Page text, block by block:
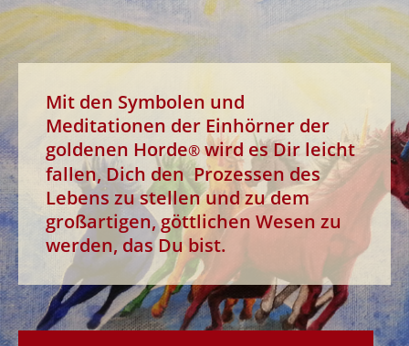
Mit den Symbolen und
Meditationen der Einhörner der
goldenen Horde® wird es Dir leicht
fallen, Dich den Prozessen des
Lebens zu stellenund zu dem
großartigen, göttlichen Wesen zu
werden, das Du bist.